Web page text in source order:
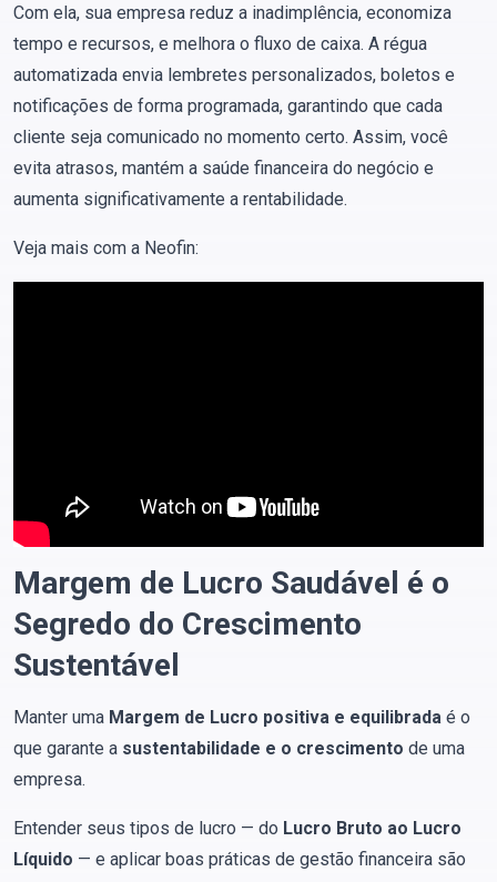
Com ela, sua empresa reduz a inadimplência, economiza
tempo e recursos, e melhora o fluxo de caixa. A régua
automatizada envia lembretes personalizados, boletos e
notificações de forma programada, garantindo que cada
cliente seja comunicado no momento certo. Assim, você
evita atrasos, mantém a saúde financeira do negócio e
aumenta significativamente a rentabilidade.
Veja mais com a Neofin:
Margem de Lucro Saudável é o
Segredo do Crescimento
Sustentável
Manter uma Margem de Lucro positiva e equilibrada é o
que garante a sustentabilidade e o crescimento de uma
empresa.
Entender seus tipos de lucro — do Lucro Bruto ao Lucro
Líquido — e aplicar boas práticas de gestão financeira são